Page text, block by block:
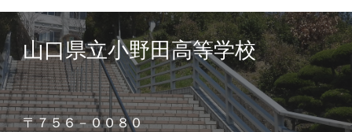
山口県立小野田高等学校
〒７５６－００８０